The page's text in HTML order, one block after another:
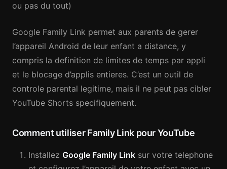
ou pas du tout)
Google Family Link permet aux parents de gerer
l’appareil Android de leur enfant a distance, y
compris la definition de limites de temps par appli
et le blocage d’applis entieres. C’est un outil de
controle parental legitime, mais il ne peut pas cibler
YouTube Shorts specifiquement.
Comment utiliser Family Link pour YouTube
Installez Google Family Link sur votre telephone